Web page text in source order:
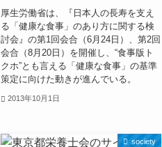
厚生労働省は、『日本人の長寿を支え
る「健康な食事」のあり方に関する検
討会』の第1回会合（6月24日）、第2回
会合（8月20日）を開催し、“食事版ト
クホ”とも言える「健康な食事」の基準
策定に向けた動きが進んでいる。
2013年10月1日
society